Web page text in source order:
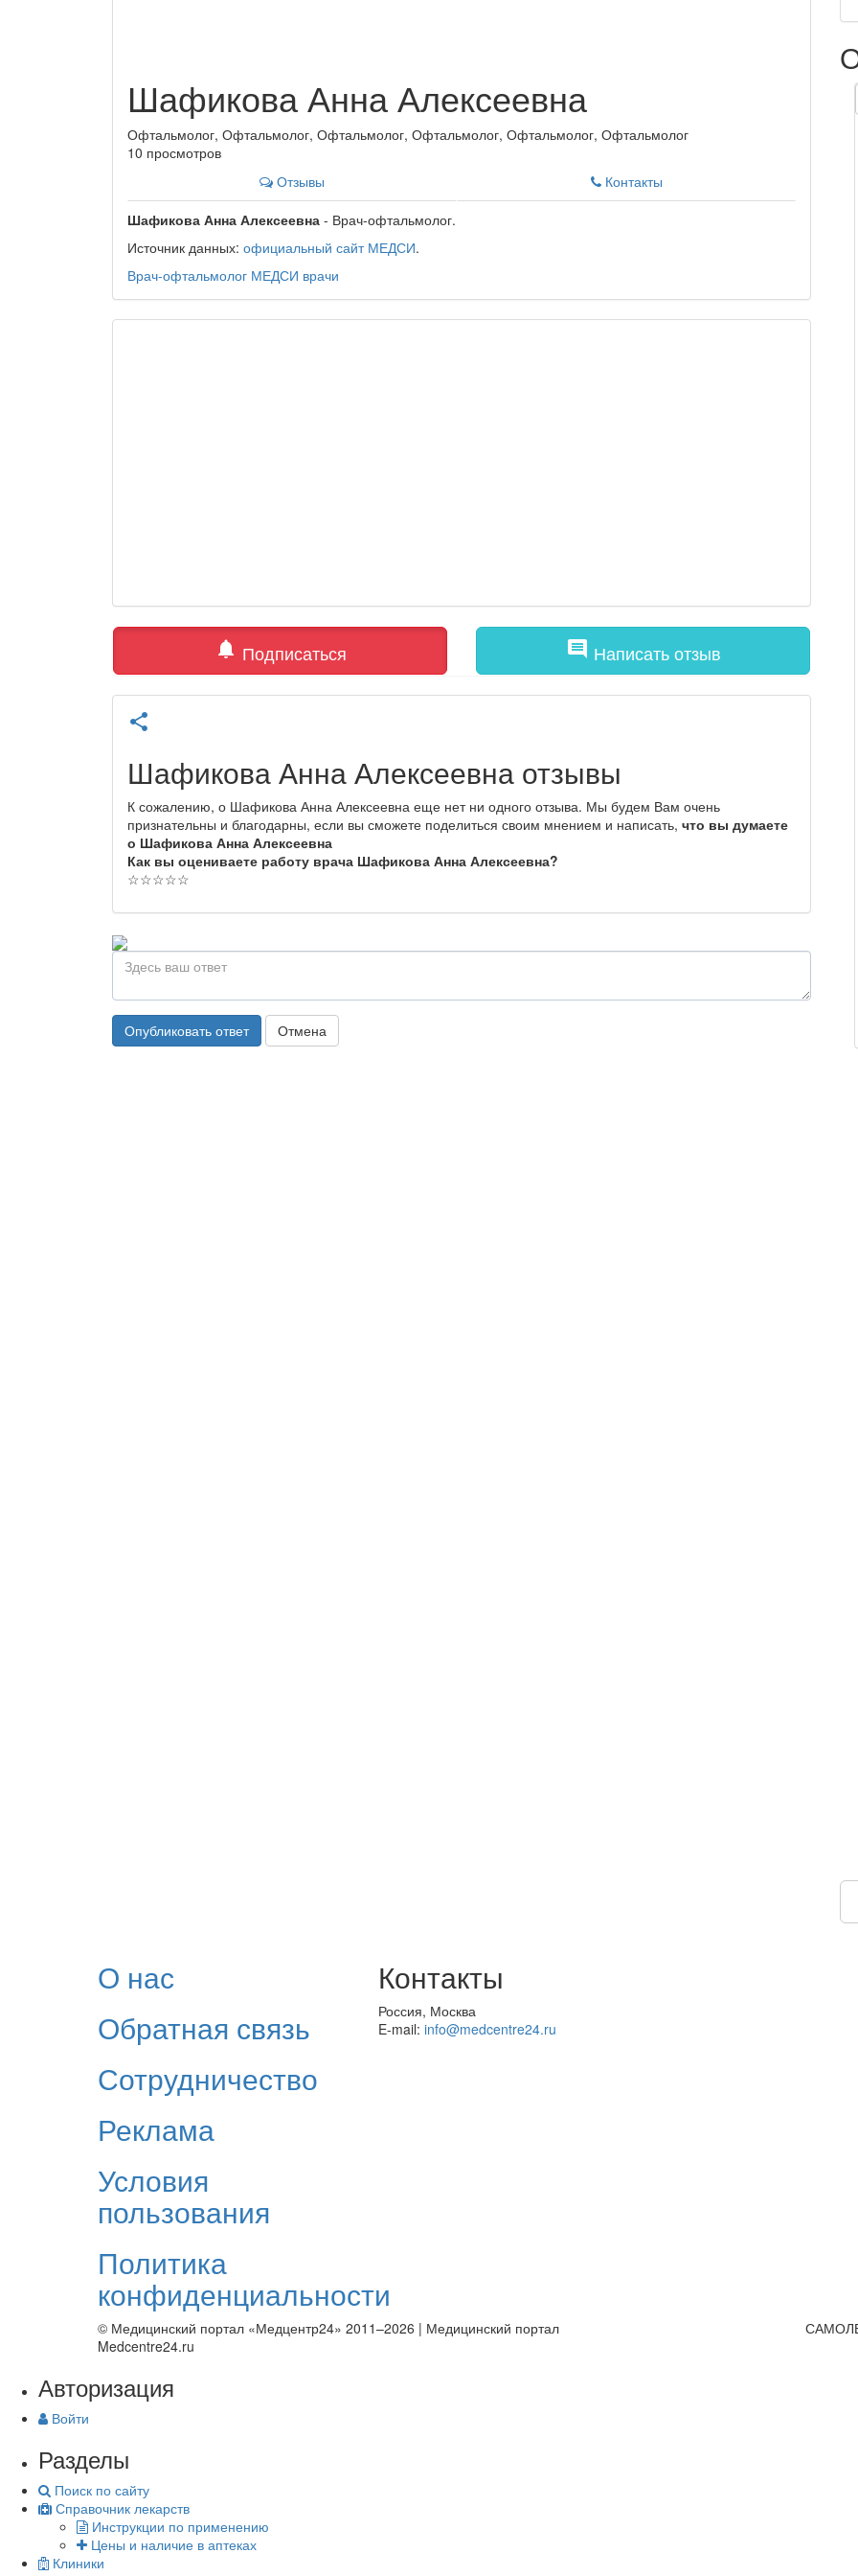
Шафикова Анна Алексеевна
Офтальмолог, Офтальмолог, Офтальмолог, Офтальмолог, Офтальмолог, Офтальмолог
10 просмотров
Отзывы
Контакты
Шафикова Анна Алексеевна - Врач-офтальмолог.
Источник данных: официальный сайт МЕДСИ.
Врач-офтальмолог МЕДСИ врачи
notifications Подписаться comment Написать отзыв
share
Шафикова Анна Алексеевна отзывы
К сожалению, о Шафикова Анна Алексеевна еще нет ни одного отзыва. Мы будем Вам очень
признательны и благодарны, если вы сможете поделиться своим мнением и написать, что вы думаете
о Шафикова Анна Алексеевна
Как вы оцениваете работу врача Шафикова Анна Алексеевна?
☆☆☆☆☆
Опубликовать ответ Отмена
О нас
Обратная связь
Сотрудничество
Реклама
Условия
пользования
Политика
конфиденциальности
Контакты
Россия, Москва
E-mail: info@medcentre24.ru
© Медицинский портал «Медцентр24» 2011–2026 | Медицинский портал
Medcentre24.ru
Авторизация
Войти
Разделы
Поиск по сайту
Справочник лекарств
Инструкции по применению
Цены и наличие в аптеках
Клиники